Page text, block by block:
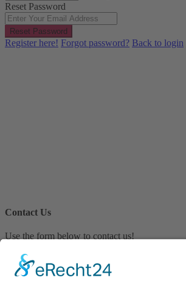
Reset Password
Reset Password
Register here! Forgot password? Back to login
Contact Us
Use the form below to contact us!